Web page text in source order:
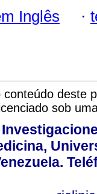
Inglês ·
conteúdo deste
sob